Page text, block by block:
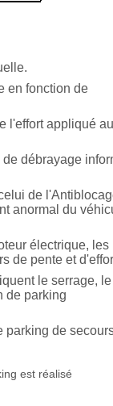
en fonction de
l'effort appliqué
débrayage
de
anormal du
électrique, les
de pente et
le serrage, le
de parking
parking de
est réalisé